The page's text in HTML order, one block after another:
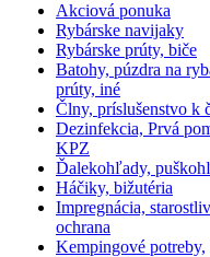
Akciová ponuka
Rybárske navijaky
Rybárske prúty, biče
Batohy, púzdra na
prúty, iné
Člny, príslušenstvo k
Dezinfekcia, Prvá
KPZ
Ďalekohľady,
Háčiky, bižutéria
Impregnácia,
ochrana
Kempingové potreby,